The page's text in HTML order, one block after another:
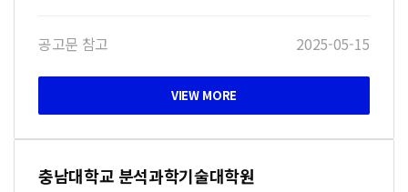
공고문 참고 2025-05-15
충남대학교 분석과학기술대학원